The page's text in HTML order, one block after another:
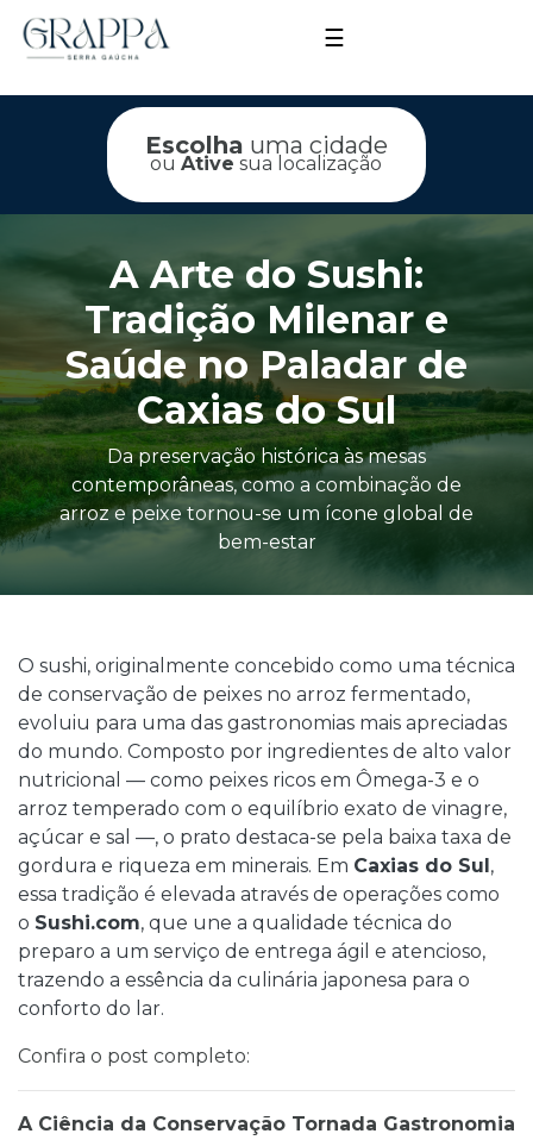
☰
Escolha uma cidade
ouAtive sua localização
A Arte do Sushi:
Tradição Milenar e
Saúde no Paladar de
Caxias do Sul
Da preservação histórica às mesas
contemporâneas, como a combinação de
arroz e peixe tornou-se um ícone global de
bem-estar
O sushi, originalmente concebido como uma técnica
de conservação de peixes no arroz fermentado,
evoluiu para uma das gastronomias mais apreciadas
do mundo. Composto por ingredientes de alto valor
nutricional — como peixes ricos em Ômega-3 e o
arroz temperado com o equilíbrio exato de vinagre,
açúcar e sal —, o prato destaca-se pela baixa taxa de
gordura e riqueza em minerais. Em Caxias do Sul ,
essa tradição é elevada através de operações como
o Sushi.com, que une a qualidade técnica do
preparo a um serviço de entrega ágil e atencioso,
trazendo a essência da culinária japonesa para o
conforto do lar.
Confira o post completo:
A Ciência da Conservação Tornada Gastronomia